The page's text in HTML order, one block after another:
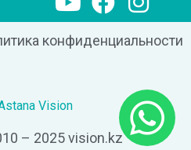
конфиденциальности
Vision
– 2025 vision.kz